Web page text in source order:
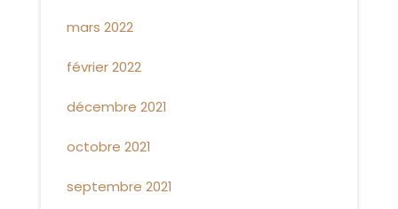
mars 2022
février 2022
décembre 2021
octobre 2021
septembre 2021